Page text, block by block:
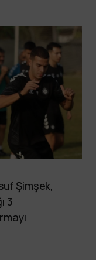
Şimşek,
3